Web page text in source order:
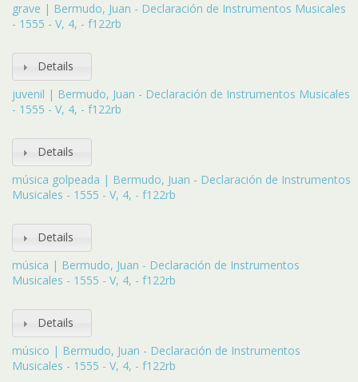
grave | Bermudo, Juan - Declaración de Instrumentos Musicales
- 1555 - V, 4, - f122rb
Details
juvenil | Bermudo, Juan - Declaración de Instrumentos Musicales
- 1555 - V, 4, - f122rb
Details
música golpeada | Bermudo, Juan - Declaración de Instrumentos
Musicales - 1555 - V, 4, - f122rb
Details
música | Bermudo, Juan - Declaración de Instrumentos
Musicales - 1555 - V, 4, - f122rb
Details
músico | Bermudo, Juan - Declaración de Instrumentos
Musicales - 1555 - V, 4, - f122rb